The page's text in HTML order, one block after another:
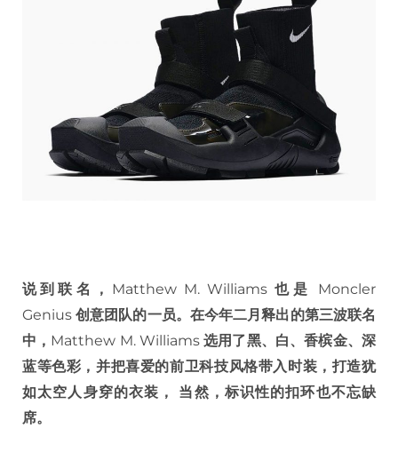
说到联名， Matthew M. Williams也是
Moncler
Genius创意团队的一员。在今年二月释出的第三波联名
中， Matthew M. Williams 选用了黑、白、香槟金、深
蓝等色彩，并把喜爱的前卫科技风格带入时装，打造犹
如太空人身穿的衣装，
当然，标识性的扣环也不忘缺
席。